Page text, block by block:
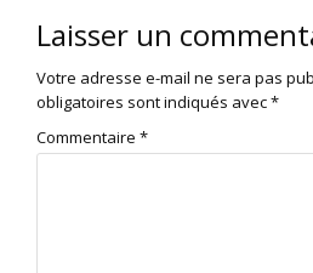
Laisser un
Votre adresse e-mail ne sera pas
obligatoires sont indiqués avec*
Commentaire *